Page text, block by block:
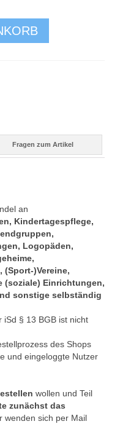
Fragen zum Artikel
an
Kindertagespflege,
Logopäden,
)Vereine,
(soziale) Einrichtungen,
sonstige selbständig
iSd § 13 BGB ist nicht
des Shops
und eingeloggte Nutzer
wollen und Teil
zunächst das
wenden sich per Mail